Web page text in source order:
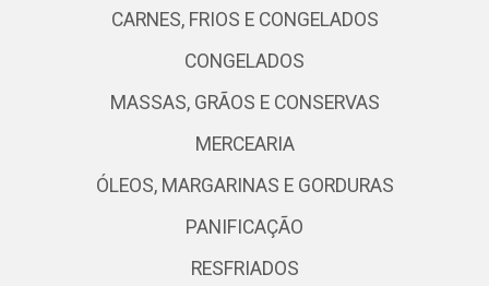
CARNES, FRIOS E CONGELADOS
CONGELADOS
MASSAS, GRÃOS E CONSERVAS
MERCEARIA
ÓLEOS, MARGARINAS E GORDURAS
PANIFICAÇÃO
RESFRIADOS